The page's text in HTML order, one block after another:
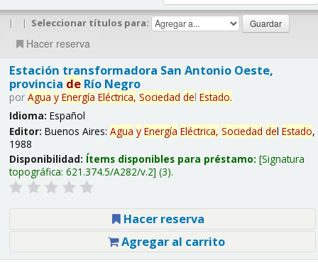
| | Seleccionar títulos para:
Hacer reserva
Estación transformadora San Antonio Oeste,
provincia deRío Negro
por Agua y Energía Eléctrica, Sociedad del Estado.
Idioma: Español
Editor: Buenos Aires: Agua y Energía Eléctrica, Sociedad del Estado,
1988
Disponibilidad: Ítems disponibles para préstamo: Signatura
topográfica: 621.374.5/A282/v.2 (3).
Hacer reserva
Agregar al carrito